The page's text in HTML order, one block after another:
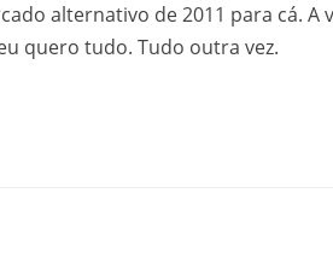
alternativo de 2011 para cá. A
quero tudo. Tudo outra vez.